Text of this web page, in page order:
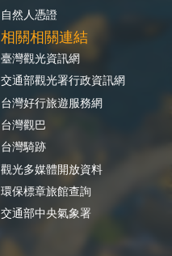
自然人憑證
相關相關連結
臺灣觀光資訊網
交通部觀光署行政資訊網
台灣好行旅遊服務網
台灣觀巴
台灣騎跡
觀光多媒體開放資料
環保標章旅館查詢
交通部中央氣象署